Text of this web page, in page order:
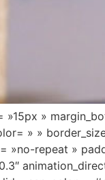
»
» »
»no-repeat »